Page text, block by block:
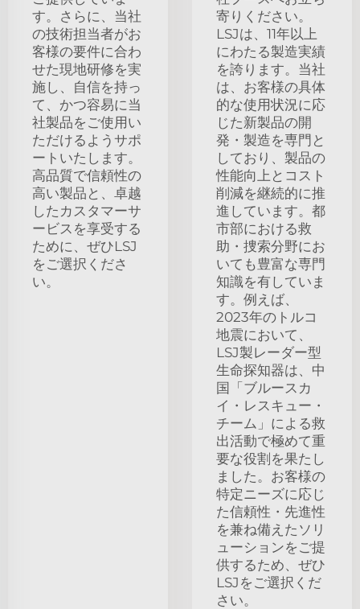
す。さらに、当社
の技術担当者がお
客様の要件に合わ
せた現地研修を実
施し、自信を持っ
て、かつ容易に当
社製品をご使用い
ただけるようサポ
ートいたします。
高品質で信頼性の
高い製品と、卓越
したカスタマーサ
ービスを享受する
ために、ぜひLSJ
をご選択くださ
い。
寄りください。
LSJは、11年以上
にわたる製造実績
を誇ります。当社
は、お客様の具体
的な使用状況に応
じた新製品の開
発・製造を専門と
しており、製品の
性能向上とコスト
削減を継続的に推
進しています。都
市部における救
助・捜索分野にお
いても豊富な専門
知識を有していま
す。例えば、
2023年のトルコ
地震において、
LSJ製レーダー型
生命探知器は、中
国「ブルースカ
イ・レスキュー・
チーム」による救
出活動で極めて重
要な役割を果たし
ました。お客様の
特定ニーズに応じ
た信頼性・先進性
を兼ね備えたソリ
ューションをご提
供するため、ぜひ
LSJをご選択くだ
さい。